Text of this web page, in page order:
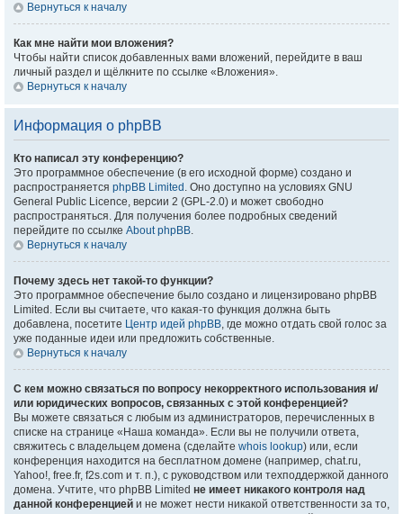
Вернуться к началу
Как мне найти мои вложения?
Чтобы найти список добавленных вами вложений, перейдите в ваш
личный раздел и щёлкните по ссылке «Вложения».
Вернуться к началу
Информация о phpBB
Кто написал эту конференцию?
Это программное обеспечение (в его исходной форме) создано и
распространяется phpBB Limited . Оно доступно на условиях GNU
General Public Licence, версии 2 (GPL-2.0) и может свободно
распространяться. Для получения более подробных сведений
перейдите по ссылке About phpBB.
Вернуться к началу
Почему здесь нет такой-то функции?
Это программное обеспечение было создано и лицензировано phpBB
Limited. Если вы считаете, что какая-то функция должна быть
добавлена, посетите Центр идей phpBB, где можно отдать свой голос за
уже поданные идеи или предложить собственные.
Вернуться к началу
С кем можно связаться по вопросу некорректного использования и/
или юридических вопросов, связанных с этой конференцией?
Вы можете связаться с любым из администраторов, перечисленных в
списке на странице «Наша команда». Если вы не получили ответа,
свяжитесь с владельцем домена (сделайте whois lookup) или, если
конференция находится на бесплатном домене (например, chat.ru,
Yahoo!, free.fr, f2s.com и т. п.), с руководством или техподдержкой данного
домена. Учтите, что phpBB Limited не имеет никакого контроля над
данной конференцией и не может нести никакой ответственности за то,